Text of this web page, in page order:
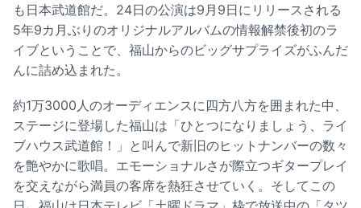
も日本武道館だ。24日の公演は9月9日にリリースされる
5年9カ月ぶりのオリジナルアルバムの情報解禁後初のラ
イブということで、福山からのビッグサプライズがふんだ
んに詰め込まれた。
約1万3000人のオーディエンスに四方八方を囲まれた中、
ステージに登場した福山は「ひとつになりましょう、ライ
ブハウス武道館！」と叫んで新旧のヒットナンバーの数々
を艶やかに歌唱。エモーショナルさが際立つギタープレイ
を交えながら満員の客席を熱狂させていく。そしてこの